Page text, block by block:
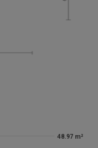
48.97 m²